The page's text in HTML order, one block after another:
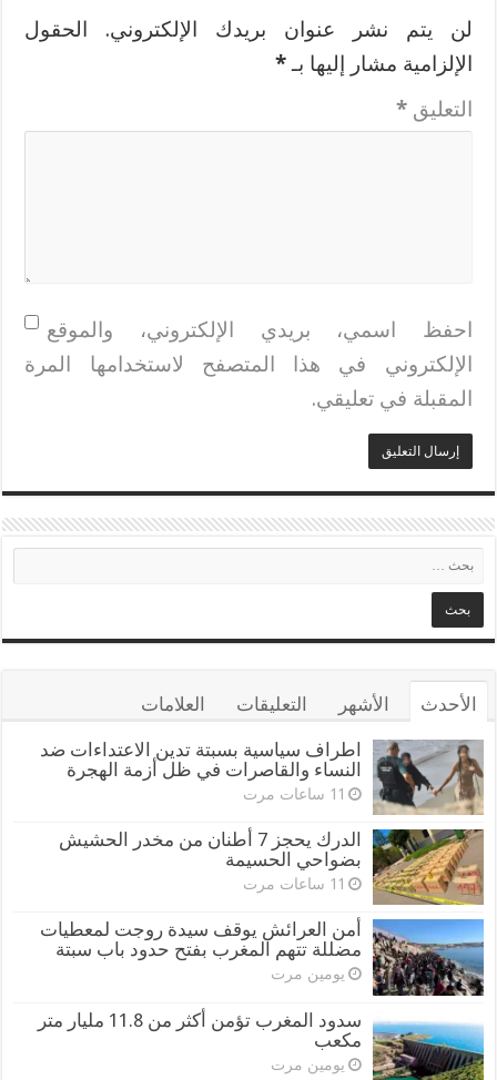
لن يتم نشر عنوان بريدك الإلكتروني.
الحقول
الإلزامية مشار إليها بـ*
التعليق*
احفظ اسمي، بريدي الإلكتروني، والموقع
الإلكتروني في هذا المتصفح لاستخدامها المرة
المقبلة في تعليقي.
الأحدث الأشهر التعليقات العلامات
اطراف سياسية بسبتة تدين الاعتداءات ضد
النساء والقاصرات في ظل أزمة الهجرة
11 ساعات مرت
الدرك يحجز 7 أطنان من مخدر الحشيش
بضواحي الحسيمة
11 ساعات مرت
أمن العرائش يوقف سيدة روجت لمعطيات
مضللة تتهم المغرب بفتح حدود باب سبتة
يومين مرت
سدود المغرب تؤمن أكثر من 11.8 مليار متر
مكعب
يومين مرت